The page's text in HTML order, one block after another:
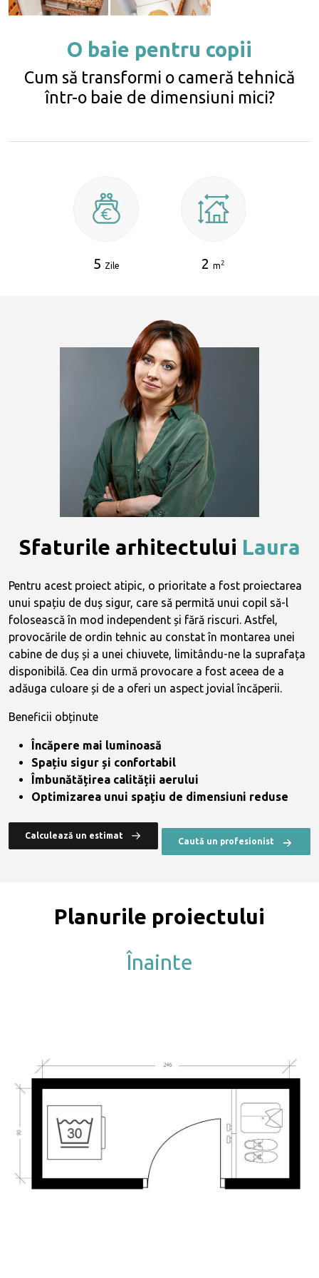
O baie pentru copii
Cum să transformi o cameră tehnică
într-o baie de dimensiuni mici?
5 Zile 2 m 2
Sfaturile arhitectului Laura
Pentru acest proiect atipic, o prioritate a fost proiectarea
unui spațiu de duș sigur, care să permită unui copil să-l
folosească în mod independent și fără riscuri. Astfel,
provocările de ordin tehnic au constat în montarea unei
cabine de duș și a unei chiuvete, limitându-ne la suprafața
disponibilă. Cea din urmă provocare a fost aceea de a
adăuga culoare și de a oferi un aspect jovial încăperii.
Beneficii obținute
Încăpere mai luminoasă
Spațiu sigur și confortabil
Îmbunătățirea calității aerului
Optimizarea unui spațiu de dimensiuni reduse
Calculează un estimat
Caută un profesionist
Planurile proiectului
Înainte